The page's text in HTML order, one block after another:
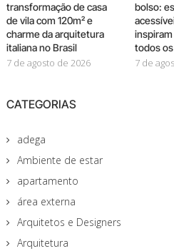
transformação de casa
de vila com 120m² e
charme da arquitetura
italiana no Brasil
7 de agosto de 2026
bolso:
todos
7 de
CATEGORIAS
adega
Ambiente de estar
apartamento
área externa
Arquitetos e Designers
Arquitetura